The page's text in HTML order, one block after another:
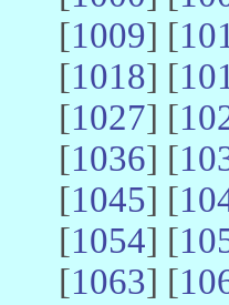
[1009] [
[1018] [
[1027] [
[1036] [
[1045] [
[1054] [
[1063] [